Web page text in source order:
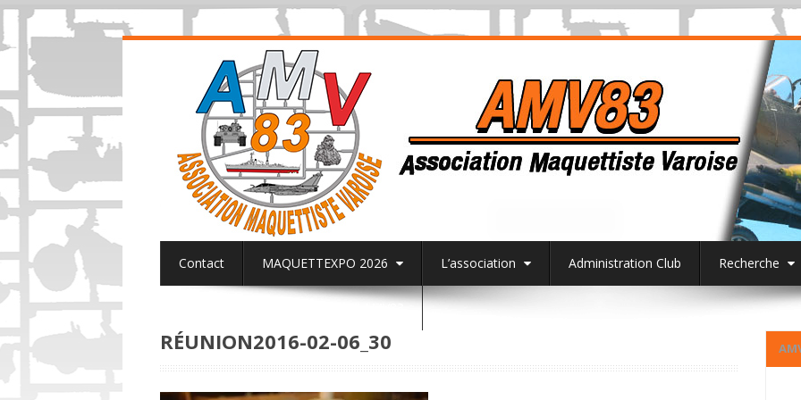
Contact MAQUETTEXPO 2026 L’association Administration Club Recherche
RÉUNION2016-02-06_30